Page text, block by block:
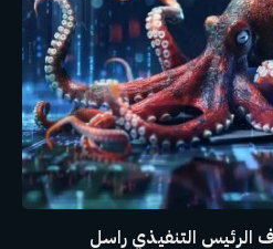
الرئيس التنفيذي راسل